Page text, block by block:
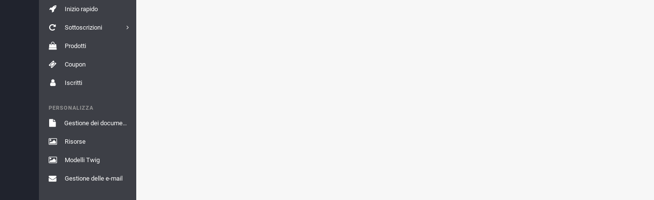
Inizio rapido
Sottoscrizioni
Prodotti
Coupon
Iscritti
PERSONALIZZA
Gestione dei documenti
Risorse
Modelli Twig
Gestione delle e-mail